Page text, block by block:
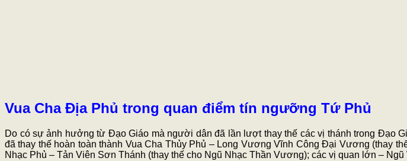
Vua Cha Địa Phủ trong quan điểm tín ngưỡng Tứ Phủ
Do có sự ảnh hưởng từ Đạo Giáo mà người dân đã lần lượt thay thế các vị thánh trong Đạo
đã thay thế hoàn toàn thành Vua Cha Thủy Phủ – Long Vương Vĩnh Công Đại Vương (thay
Nhạc Phủ – Tản Viên Sơn Thánh (thay thế cho Ngũ Nhạc Thần Vương); các vị quan lớn –